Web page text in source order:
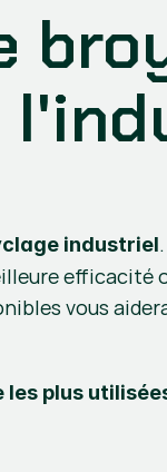
industriel
vous
les plus